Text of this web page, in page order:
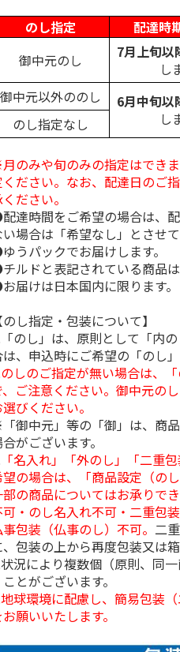
のし指定
配達時
御中元のし
7月上旬以
し
御中元以外ののし 6月中旬以
し
のし指定なし
のみや旬のみの指定はでき
ください。なお、配達日のご
ださい。
達時間をご希望の場合は、
い場合は「希望なし」とさせて
うパックでお届けします。
ルドと表記されている商品
届けは日本国内に限ります。
のし指定・包装について】
のし」は、原則として「内
は、申込時にご希望の「のし
のしのご指定が無い場合は、
、ご注意ください。御中元の
びください。
御中元」等の「御」は、商
がございます。
「名入れ」「外のし」「二重
の場合は、「商品設定（の
部の商品についてはお承りで
可・のし名入れ不可・二重包
包装（仏事のし）不可。 二
、包装の上から再度包装又は
況により複数個（原則、同
ことがございます。
地球環境に配慮し、簡易包装
願いいたします。